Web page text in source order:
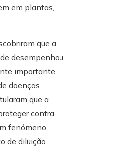
em plantas,
que a
desempenhou
importante
doenças.
que a
contra
fenómeno
de diluição.